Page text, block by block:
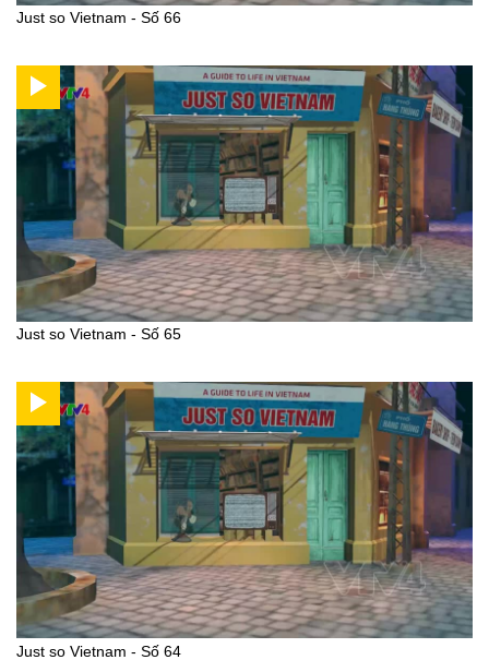
Just so Vietnam - Số 66
Just so Vietnam - Số 65
Just so Vietnam - Số 64